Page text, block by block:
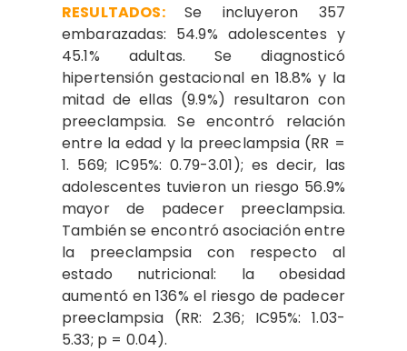
RESULTADOS:Se incluyeron 357
embarazadas: 54.9% adolescentes y
45.1% adultas. Se diagnosticó
hipertensión gestacional en 18.8% y la
mitad de ellas (9.9%) resultaron con
preeclampsia. Se encontró relación
entre la edad y la preeclampsia (RR =
1. 569; IC95%: 0.79-3.01); es decir, las
adolescentes tuvieron un riesgo 56.9%
mayor de padecer preeclampsia.
También se encontró asociación entre
la preeclampsia con respecto al
estado nutricional: la obesidad
aumentó en 136% el riesgo de padecer
preeclampsia (RR: 2.36; IC95%: 1.03-
5.33; p = 0.04).